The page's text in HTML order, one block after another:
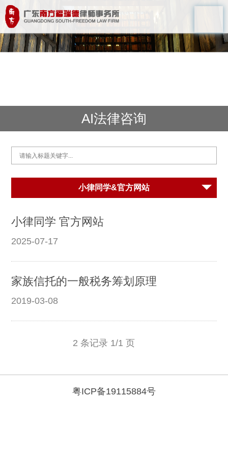
AI法律咨询
小律同学&官方网站
小律同学 官方网站
2025-07-17
家族信托的一般税务筹划原理
2019-03-08
2 条记录 1/1 页
粤ICP备19115884号